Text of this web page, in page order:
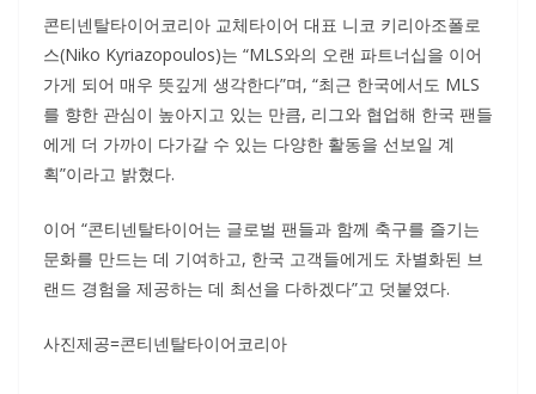
콘티넨탈타이어코리아 교체타이어 대표 니코 키리아조폴로
스(Niko Kyriazopoulos)는 “MLS와의 오랜 파트너십을 이어
가게 되어 매우 뜻깊게 생각한다”며, “최근 한국에서도 MLS
를 향한 관심이 높아지고 있는 만큼, 리그와 협업해 한국 팬들
에게 더 가까이 다가갈 수 있는 다양한 활동을 선보일 계
획”이라고 밝혔다.
이어 “콘티넨탈타이어는 글로벌 팬들과 함께 축구를 즐기는
문화를 만드는 데 기여하고, 한국 고객들에게도 차별화된 브
랜드 경험을 제공하는 데 최선을 다하겠다”고 덧붙였다.
사진제공=콘티넨탈타이어코리아